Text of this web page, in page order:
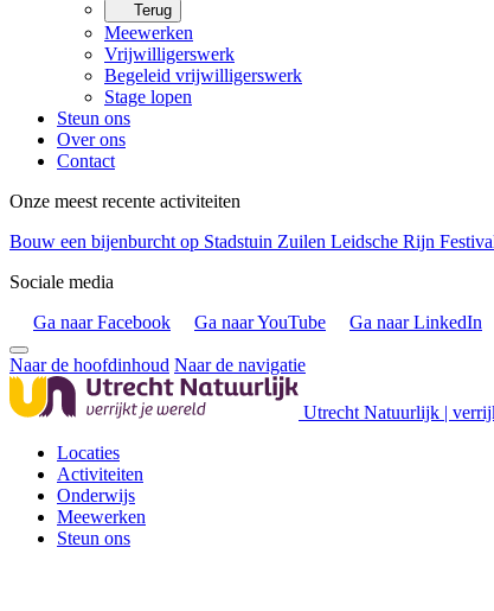
Terug
Meewerken
Vrijwilligerswerk
Begeleid vrijwilligerswerk
Stage lopen
Steun ons
Over ons
Contact
Onze meest recente activiteiten
Bouw een bijenburcht op Stadstuin Zuilen Leidsche Rijn
Sociale media
Ga naar Facebook
Ga naar YouTube Ga naar LinkedIn
Naar de hoofdinhoud Naar de navigatie
Utrecht Natuurlijk |
Locaties
Activiteiten
Onderwijs
Meewerken
Steun ons